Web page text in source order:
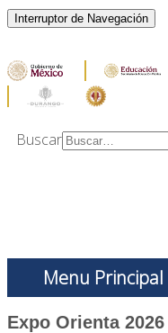
Interruptor de Navegación
Buscar
Menu Principal
Expo Orienta 2026